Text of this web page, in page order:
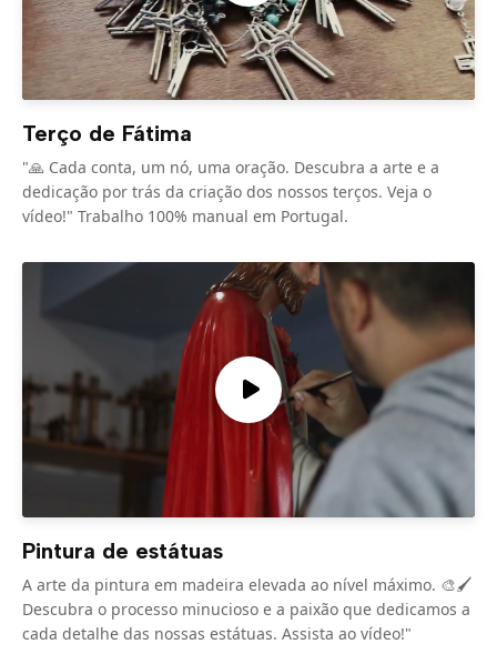
Terço de Fátima
"🙏 Cada conta, um nó, uma oração. Descubra a arte e a
dedicação por trás da criação dos nossos terços. Veja o
vídeo!" Trabalho 100% manual em Portugal.
Pintura de estátuas
A arte da pintura em madeira elevada ao nível máximo. 🎨🖌️
Descubra o processo minucioso e a paixão que dedicamos a
cada detalhe das nossas estátuas. Assista ao vídeo!"